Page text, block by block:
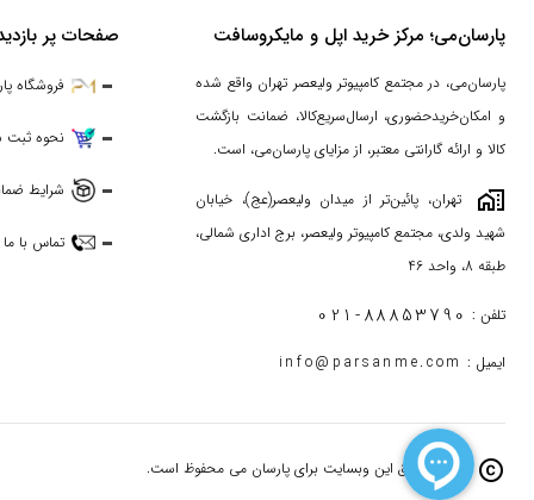
پارسان‌می؛ مرکز خرید اپل و مایکروسافت
پارسان‌می، در مجتمع کامپیوتر ولیعصر تهران واقع شده
و امکان‌خریدحضوری، ارسال‌سریع‌کالا، ضمانت بازگشت
کالا و ارائه گارانتی معتبر، از مزایای پارسان‌می، است.
maps_home_work
تهران، پائین‌تر از میدان ولیعصر(عج)، خیابان
شهید ولدی، مجتمع کامپیوتر ولیعصر، برج اداری شمالی،
طبقه 8، واحد 46
تلفن : 021-88853790
ایمیل : info@parsanme.com
صفحات پر
فروشگاه
نحوه ثبت
شرایط
تماس با ما
copyright تمامی حقوق این وبسایت برای پارسان می محفوظ است.